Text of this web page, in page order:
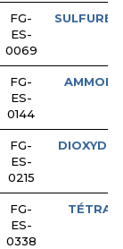
FG-
ES-
0069
SULFURE
FG-
ES-
0144
FG-
ES-
0215
DIOXYDE
FG-
ES-
0338